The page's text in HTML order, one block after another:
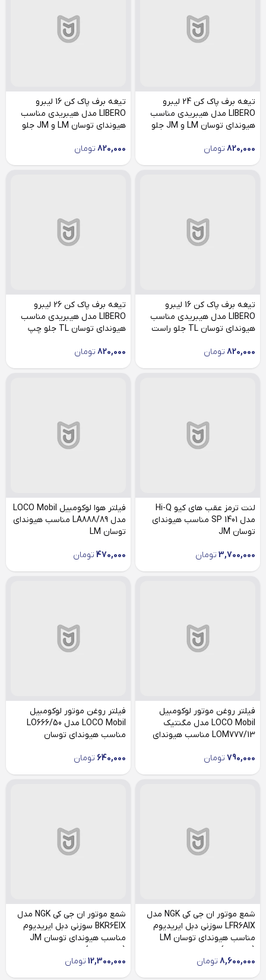
تیغه برف پاک کن 24 لیبرو
LIBERO مدل هیبریدی مناسب
هیوندای توسان LM و JM جلو
820,000 تومان
تیغه برف پاک کن 16 لیبرو
LIBERO مدل هیبریدی مناسب
هیوندای توسان LM و JM جلو
820,000 تومان
تیغه برف پاک کن 16 لیبرو
LIBERO مدل هیبریدی مناسب
هیوندای توسان TL جلو راست
820,000 تومان
تیغه برف پاک کن 26 لیبرو
LIBERO مدل هیبریدی مناسب
هیوندای توسان TL جلو چپ
820,000 تومان
لنت ترمز عقب های کیو Hi-Q
مدل SP 1401 مناسب هیوندای
توسان JM
3,700,000 تومان
فیلتر هوا لوکومبیل LOCO Mobil
مدل LA888/89 مناسب هیوندای
توسان LM
470,000 تومان
فیلتر روغن موتور لوکومبیل
LOCO Mobil مدل مگنتیک
LOM777/13 مناسب هیوندای
790,000 تومان
فیلتر روغن موتور لوکومبیل
LOCO Mobil مدل LO666/50
مناسب هیوندای توسان
640,000 تومان
شمع موتور ان جی کی NGK مدل
LFR6AIX سوزنی دبل ایریدیوم
مناسب هیوندای توسان LM
(چهارعدد)
8,600,000 تومان
شمع موتور ان جی کی NGK مدل
BKR6EIX سوزنی دبل ایریدیوم
مناسب هیوندای توسان JM
(شش عدد)
12,300,000 تومان